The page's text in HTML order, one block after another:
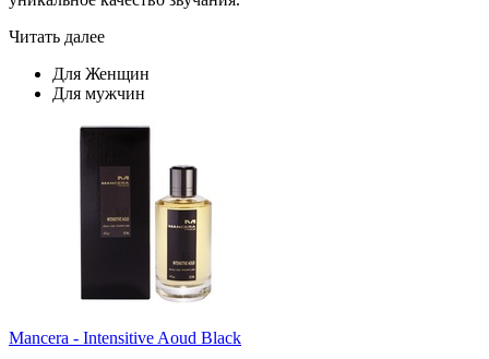
Читать далее
Для Женщин
Для мужчин
Mancera - Intensitive Aoud Black